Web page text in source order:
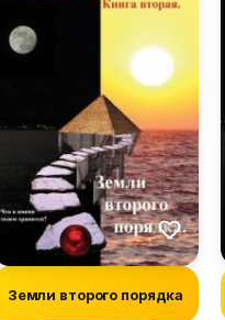
Земли второго порядка